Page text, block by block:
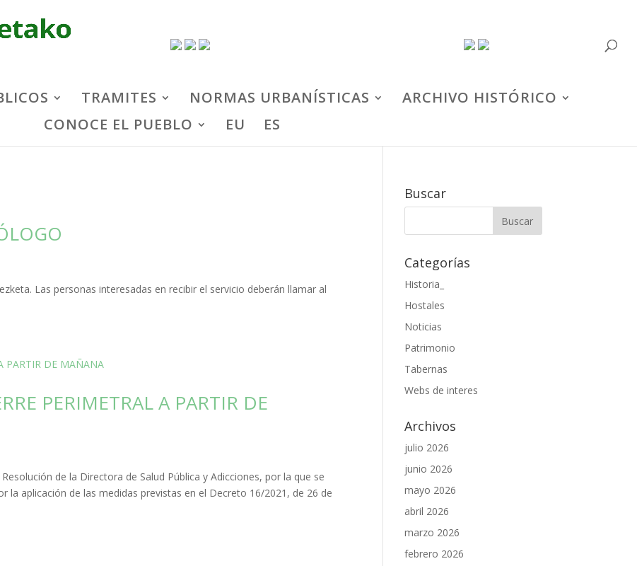
TRAMITES NORMAS URBANÍSTICAS
ARCHIVO HISTÓRICO
CONOCE EL PUEBLO
EU ES
Las personas interesadas en recibir el servicio deberán llamar al
PERIMETRAL A PARTIR DE
de la Directora de Salud Pública y Adicciones, por la que se
la aplicación de las medidas previstas en el Decreto 16/2021, de 26 de
Buscar
Categorías
Historia_
Hostales
Noticias
Patrimonio
Tabernas
Webs de interes
Archivos
julio 2026
junio 2026
mayo 2026
abril 2026
marzo 2026
febrero 2026